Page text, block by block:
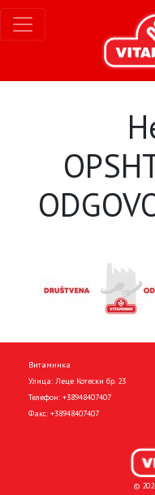
Витаминка
Улица: Леце Котески бр. 23
Телефон: +38948407407
Факс: +38948407407
©